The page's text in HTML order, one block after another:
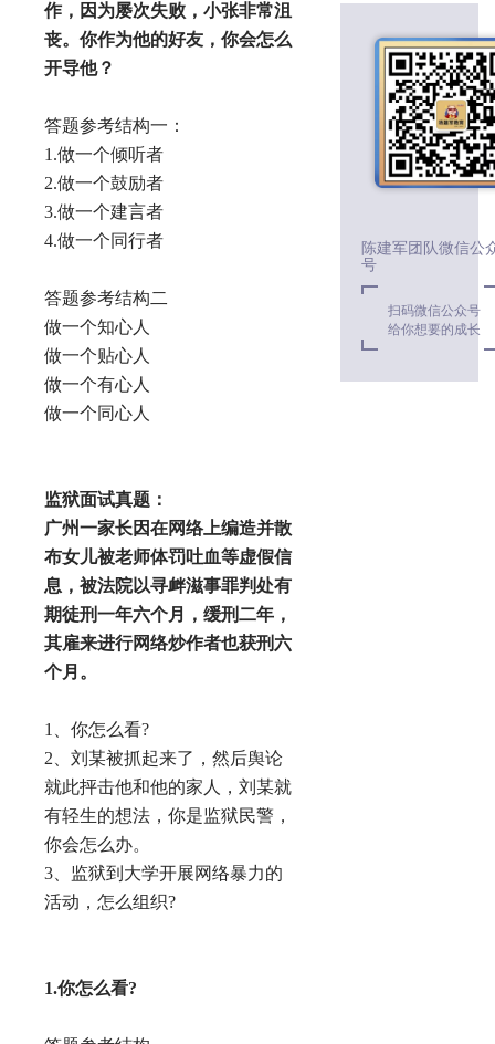
作，因为屡次失败，小张非常沮
丧。你作为他的好友，你会怎么
开导他？
答题参考结构一：
1.做一个倾听者
2.做一个鼓励者
3.做一个建言者
4.做一个同行者
答题参考结构二
做一个知心人
做一个贴心人
做一个有心人
做一个同心人
监狱面试真题：
广州一家长因在网络上编造并散
布女儿被老师体罚吐血等虚假信
息，被法院以寻衅滋事罪判处有
期徒刑一年六个月，缓刑二年，
其雇来进行网络炒作者也获刑六
个月。
1、你怎么看?
2、刘某被抓起来了，然后舆论
就此抨击他和他的家人，刘某就
有轻生的想法，你是监狱民警，
你会怎么办。
3、监狱到大学开展网络暴力的
活动，怎么组织?
1.你怎么看?
陈建军团队微信公
号
扫码微信公众号
给你想要的成长